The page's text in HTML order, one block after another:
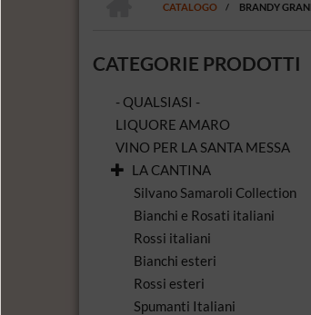
DI
PANE
CATALOGO
/ BRANDY
CATEGORIE PRODOTTI
- QUALSIASI -
LIQUORE AMARO
VINO PER LA SANTA MESSA
LA CANTINA
Silvano Samaroli Collection
Bianchi e Rosati italiani
Rossi italiani
Bianchi esteri
Rossi esteri
Spumanti Italiani